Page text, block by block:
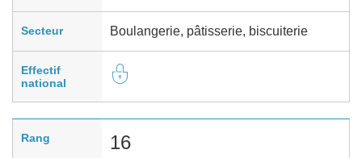
Secteur Boulangerie, pâtisserie, biscuiterie
Effectif
national
Rang 16